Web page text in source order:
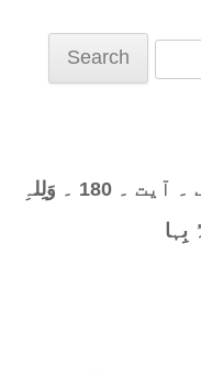
سُورت ۔ 7 ۔ الْأَعْرَاف ۔ آیت ۔ 180 ۔ وَلِلہِ
بِہا